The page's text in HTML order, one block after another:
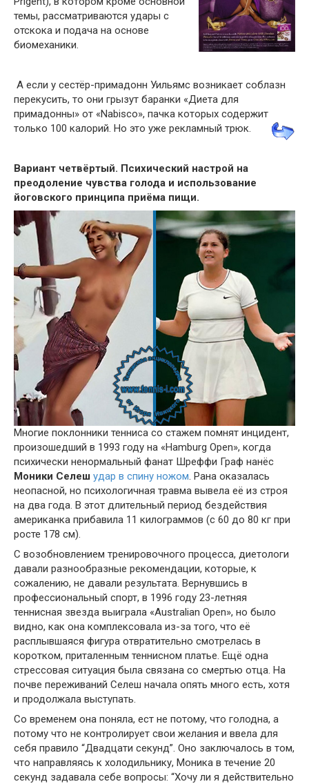
темы, рассматриваются удары с
отскока и подача на основе
биомеханики.
А если у сестёр-примадонн Уильямс возникает соблазн
перекусить, то они грызут баранки «Диета для
примадонны» от «Nabisco», пачка которых содержит
только 100 калорий. Но это уже рекламный трюк.
Вариант четвёртый. Психический настрой на
преодоление чувства голода и использование
йоговского принципа приёма пищи.
Многие поклонники тенниса со стажем помнят инцидент,
произошедший в 1993 году на «Hamburg Open», когда
психически ненормальный фанат Шреффи Граф нанёс
Моники Селеш удар в спину ножом . Рана оказалась
неопасной, но психологичная травма вывела её из строя
на два года. В этот длительный период бездействия
американка прибавила 11 килограммов (с 60 до 80 кг при
росте 178 см).
С возобновлением тренировочного процесса, диетологи
давали разнообразные рекомендации, которые, к
сожалению, не давали результата. Вернувшись в
профессиональный спорт, в 1996 году 23-летняя
теннисная звезда выиграла «Australian Open», но было
видно, как она комплексовала из-за того, что её
расплывшаяся фигура отвратительно смотрелась в
коротком, приталенным теннисном платье. Ещё одна
стрессовая ситуация была связана со смертью отца. На
почве переживаний Селеш начала опять много есть, хотя
и продолжала выступать.
Со временем она поняла, ест не потому, что голодна, а
потому что не контролирует свои желания и ввела для
себя правило “Двадцати секунд”. Оно заключалось в том,
что направляясь к холодильнику, Моника в течение 20
секунд задавала себе вопросы: “Хочу ли я действительно